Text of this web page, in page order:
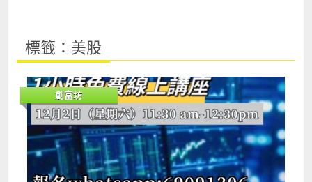
標籤：美股
創富坊